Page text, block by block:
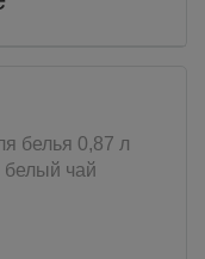
белья 0,87 л
белый чай